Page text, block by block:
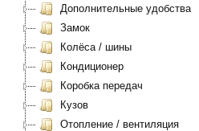
Дополнительные удобства
Замок
Колёса / шины
Кондиционер
Коробка передач
Кузов
Отопление / вентиляция